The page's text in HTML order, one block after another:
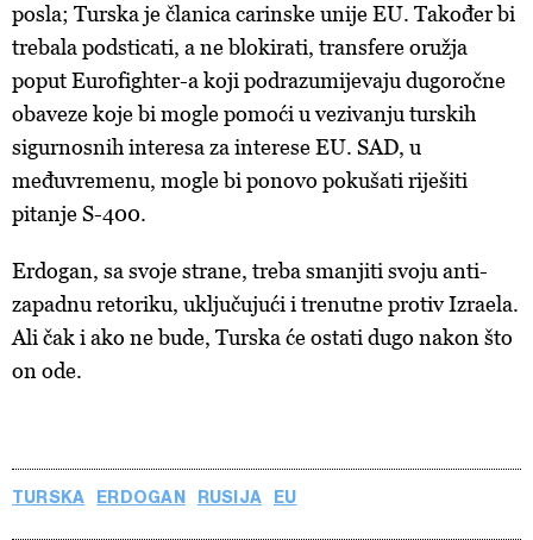
posla; Turska je članica carinske unije EU. Također bi
trebala podsticati, a ne blokirati, transfere oružja
poput Eurofighter-a koji podrazumijevaju dugoročne
obaveze koje bi mogle pomoći u vezivanju turskih
sigurnosnih interesa za interese EU. SAD, u
međuvremenu, mogle bi ponovo pokušati riješiti
pitanje S-400.
Erdogan, sa svoje strane, treba smanjiti svoju anti-
zapadnu retoriku, uključujući i trenutne protiv Izraela.
Ali čak i ako ne bude, Turska će ostati dugo nakon što
on ode.
TURSKA ERDOGAN RUSIJA EU